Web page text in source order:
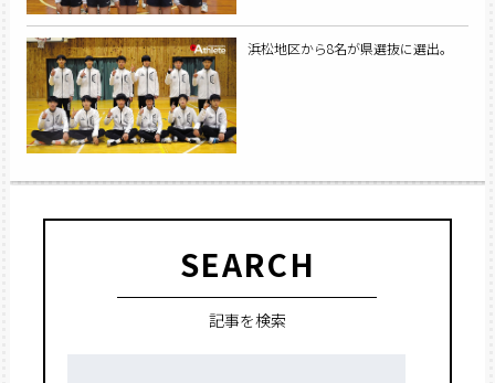
浜松地区から8名が県選抜に選出。
SEARCH
記事を検索